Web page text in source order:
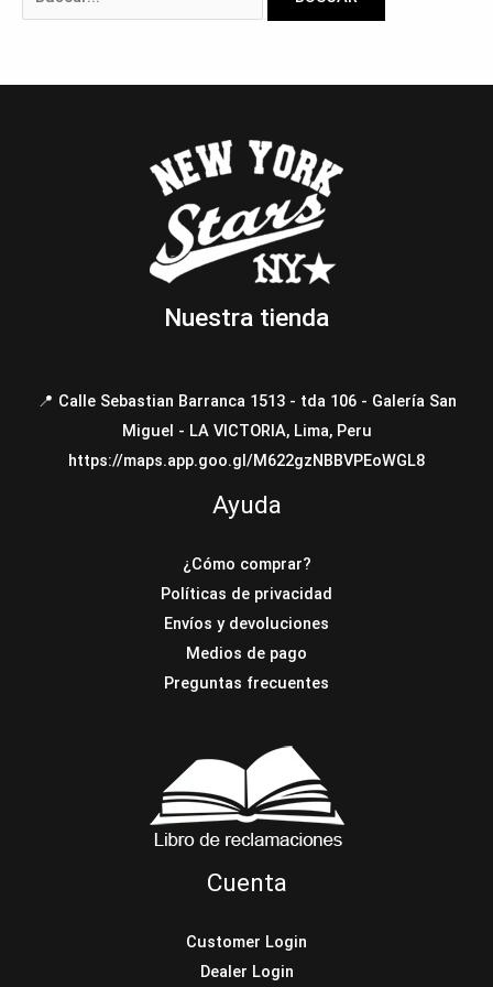
Nuestra tienda
📍 Calle Sebastian Barranca 1513 - tda 106 - Galería San
Miguel - LA VICTORIA, Lima, Peru
https://maps.app.goo.gl/M622gzNBBVPEoWGL8
Ayuda
¿Cómo comprar?
Políticas de privacidad
Envíos y devoluciones
Medios de pago
Preguntas frecuentes
Cuenta
Customer Login
Dealer Login